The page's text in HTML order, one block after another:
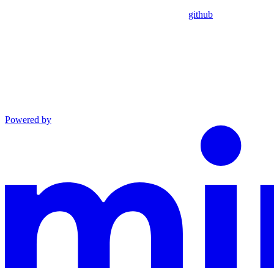
github
Powered by